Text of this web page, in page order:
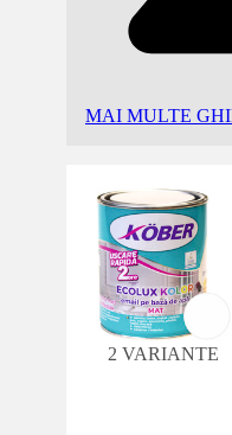
MAI MULTE
2 VARIANTE